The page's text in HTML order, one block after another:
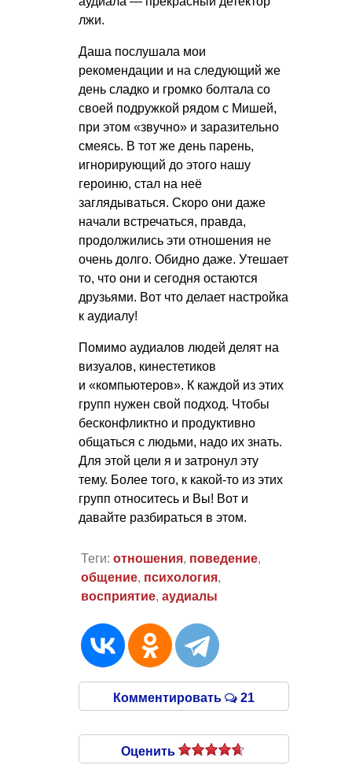
лжи.
Даша послушала мои
рекомендации и на следующий же
день сладко и громко болтала со
своей подружкой рядом с Мишей,
при этом «звучно» и заразительно
смеясь. В тот же день парень,
игнорирующий до этого нашу
героиню, стал на неё
заглядываться. Скоро они даже
начали встречаться, правда,
продолжились эти отношения не
очень долго. Обидно даже. Утешает
то, что они и сегодня остаются
друзьями. Вот что делает настройка
к аудиалу!
Помимо аудиалов людей делят на
визуалов, кинестетиков
и «компьютеров». К каждой из этих
групп нужен свой подход. Чтобы
бесконфликтно и продуктивно
общаться с людьми, надо их знать.
Для этой цели я и затронул эту
тему. Более того, к какой-то из этих
групп относитесь и Вы! Вот и
давайте разбираться в этом.
Теги: отношения, поведение,
общение, психология,
восприятие, аудиалы
Комментировать 21
Оценить